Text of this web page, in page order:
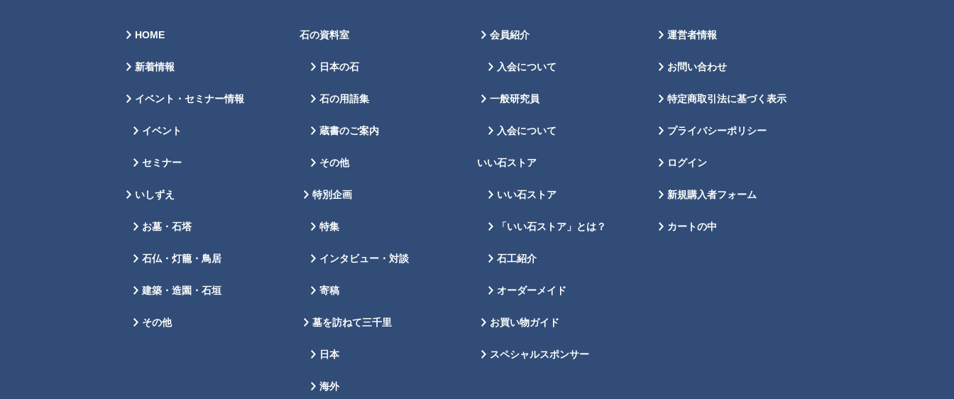
HOME
新着情報
イベント・セミナー情報
イベント
セミナー
いしずえ
お墓・石塔
石仏・灯籠・鳥居
建築・造園・石垣
その他
石の資料室
日本の石
石の用語集
蔵書のご案内
その他
特別企画
特集
インタビュー・対談
寄稿
墓を訪ねて三千里
日本
海外
会員紹介
入会について
一般研究員
入会について
いい石ストア
いい石ストア
「いい石ストア」とは？
石工紹介
オーダーメイド
お買い物ガイド
スペシャルスポンサー
運営者情報
お問い合わせ
特定商取引法に基づく表示
プライバシーポリシー
ログイン
新規購入者フォーム
カートの中